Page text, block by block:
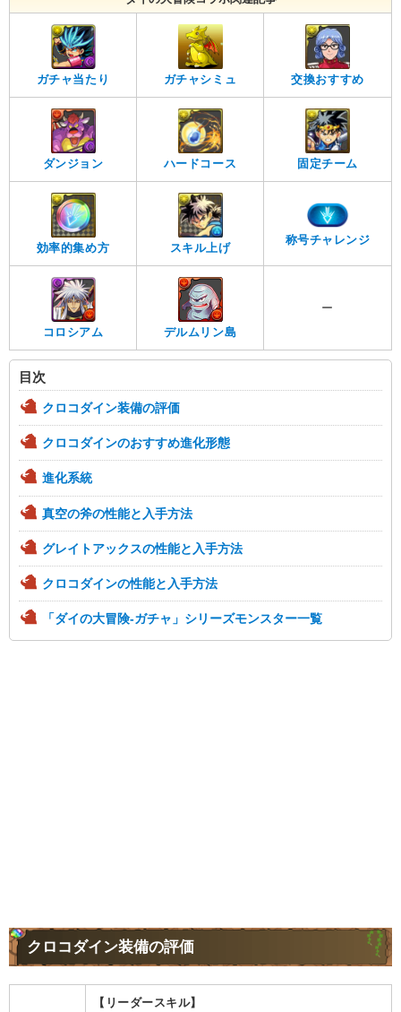
ガチャ当たり ガチャシミュ 交換おすすめ
ダンジョン ハードコース 固定チーム
効率的集め方 スキル上げ
称号チャレンジ
コロシアム デルムリン島
ー
目次
クロコダイン装備の評価
クロコダインのおすすめ進化形態
進化系統
真空の斧の性能と入手方法
グレイトアックスの性能と入手方法
クロコダインの性能と入手方法
「ダイの大冒険-ガチャ」シリーズモンスター一覧
クロコダイン装備の評価
【リーダースキル】